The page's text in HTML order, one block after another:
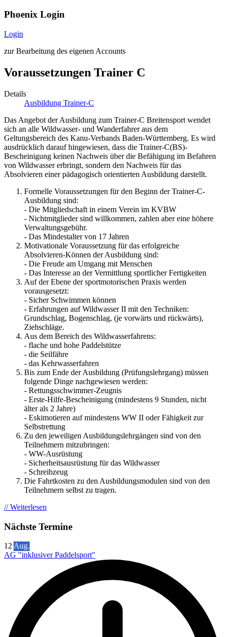
Phoenix Login
Login
zur Bearbeitung des eigenen Accounts
Voraussetzungen Trainer C
Details
Ausbildung Trainer-C
Das Angebot der Ausbildung zum Trainer-C Breitensport wendet
sich an alle Wildwasser- und Wanderfahrer aus dem
Geltungsbereich des Kanu-Verbands Baden-Württemberg. Es wird
ausdrücklich darauf hingewiesen, dass die Trainer-C(BS)-
Bescheinigung keinen Nachweis über die Befähigung im Befahren
von Wildwasser erbringt, sondern den Nachweis für das
Absolvieren einer pädagogisch orientierten Ausbildung darstellt.
Formelle Voraussetzungen für den Beginn der Trainer-C-
Ausbildung sind:
- Die Mitgliedschaft in einem Verein im KVBW
- Nichtmitglieder sind willkommen, zahlen aber eine höhere
Verwaltungsgebühr.
- Das Mindestalter von 17 Jahren
Motivationale Voraussetzung für das erfolgreiche
Absolvieren-Können der Ausbildung sind:
- Die Freude am Umgang mit Menschen
- Das Interesse an der Vermittlung sportlicher Fertigkeiten
Auf der Ebene der sportmotorischen Praxis werden
vorausgesetzt:
- Sicher Schwimmen können
- Erfahrungen auf Wildwasser II mit den Techniken:
Grundschlag, Bogenschlag, (je vorwärts und rückwärts),
Ziehschläge.
Aus dem Bereich des Wildwasserfahrens:
- flache und hohe Paddelstütze
- die Seilfähre
- das Kehrwasserfahren
Bis zum Ende der Ausbildung (Prüfungslehrgang) müssen
folgende Dinge nachgewiesen werden:
- Rettungsschwimmer-Zeugnis
- Erste-Hilfe-Bescheinigung (mindestens 9 Stunden, nicht
älter als 2 Jahre)
- Eskimotieren auf mindestens WW II oder Fähigkeit zur
Selbstrettung
Zu den jeweiligen Ausbildungslehrgängen sind von den
Teilnehmern mitzubringen:
- WW-Ausrüstung
- Sicherheitsausrüstung für das Wildwasser
- Schreibzeug
Die Fahrtkosten zu den Ausbildungsmodulen sind von den
Teilnehmern selbst zu tragen.
// Weiterlesen
Nächste Termine
12 Aug.
AG "inklusiver Paddelsport"